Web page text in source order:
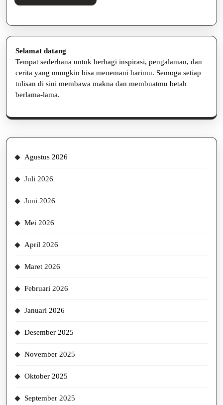
Selengkapnya
Selamat datang
Tempat sederhana untuk berbagi inspirasi, pengalaman, dan
cerita yang mungkin bisa menemani harimu. Semoga setiap
tulisan di sini membawa makna dan membuatmu betah
berlama-lama.
Agustus 2026
Juli 2026
Juni 2026
Mei 2026
April 2026
Maret 2026
Februari 2026
Januari 2026
Desember 2025
November 2025
Oktober 2025
September 2025